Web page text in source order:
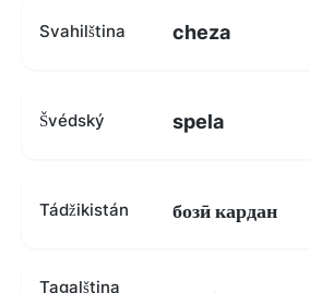
Svahilština cheza
Švédský spela
Tádžikistán бозӣ кардан
Tagalština